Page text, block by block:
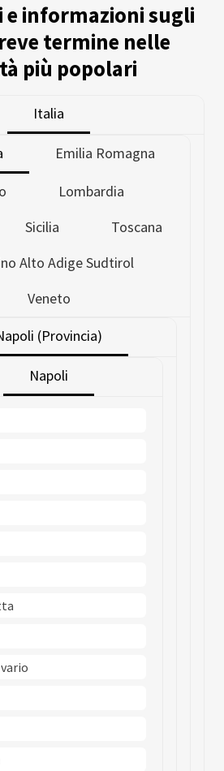
e informazioni sugli
termine nelle
più popolari
Italia
Emilia Romagna
Lombardia
Sicilia
Toscana
Alto Adige Sudtirol
Veneto
(Provincia)
Napoli